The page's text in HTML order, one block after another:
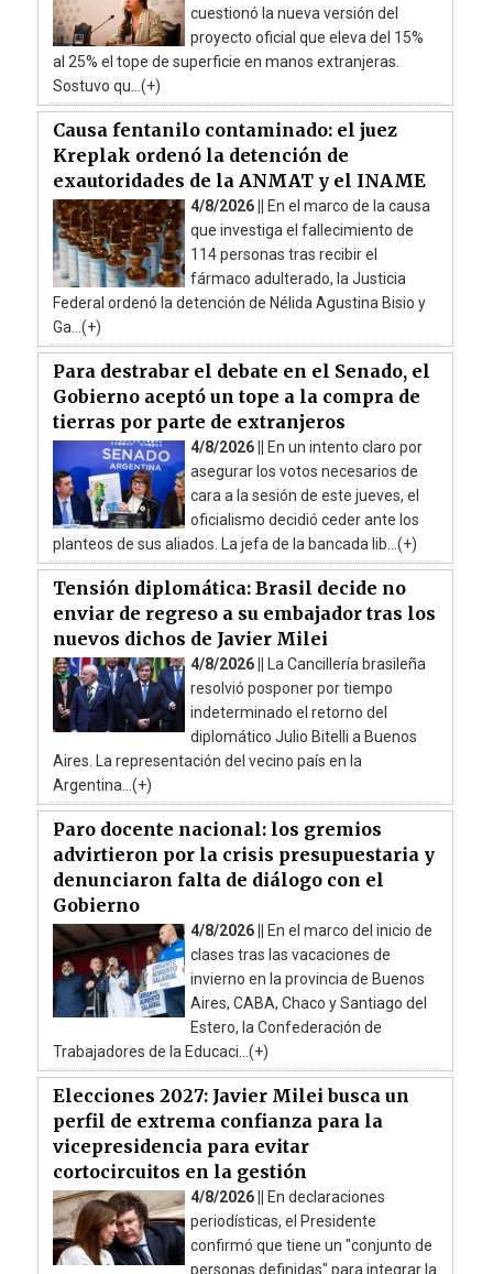
cuestionó la nueva versión del
proyecto oficial que eleva del 15%
al 25% el tope de superficie en manos extranjeras.
Sostuvo qu...(+)
Causa fentanilo contaminado: el juez
Kreplak ordenó la detención de
exautoridades de la ANMAT y el INAME
4/8/2026 ||
En el marco de la causa
que investiga el fallecimiento de
114 personas tras recibir el
fármaco adulterado, la Justicia
Federal ordenó la detención de Nélida Agustina Bisio y
Ga...(+)
Para destrabar el debate en el Senado, el
Gobierno aceptó un tope a la compra de
tierras por parte de extranjeros
4/8/2026 ||
En un intento claro por
asegurar los votos necesarios de
cara a la sesión de este jueves, el
oficialismo decidió ceder ante los
planteos de sus aliados. La jefa de la bancada lib...(+)
Tensión diplomática: Brasil decide no
enviar de regreso a su embajador tras los
nuevos dichos de Javier Milei
4/8/2026 ||
La Cancillería brasileña
resolvió posponer por tiempo
indeterminado el retorno del
diplomático Julio Bitelli a Buenos
Aires. La representación del vecino país en la
Argentina...(+)
Paro docente nacional: los gremios
advirtieron por la crisis presupuestaria y
denunciaron falta de diálogo con el
Gobierno
4/8/2026 ||
En el marco del inicio de
clases tras las vacaciones de
invierno en la provincia de Buenos
Aires, CABA, Chaco y Santiago del
Estero, la Confederación de
Trabajadores de la Educaci...(+)
Elecciones 2027: Javier Milei busca un
perfil de extrema confianza para la
vicepresidencia para evitar
cortocircuitos en la gestión
4/8/2026 ||
En declaraciones
periodísticas, el Presidente
confirmó que tiene un "conjunto de
personas definidas" para integrar la